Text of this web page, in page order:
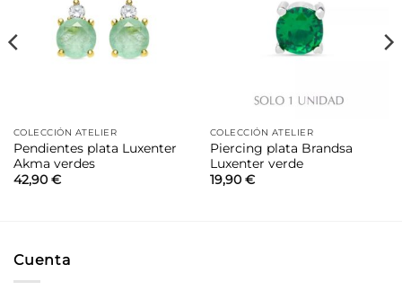
deseos
COLECCIÓN ATELIER
Pendientes plata Luxenter
Akma verdes
42,90 €
COLECCIÓN ATELIER
Piercing plata Brandsa
Luxenter verde
19,90 €
Cuenta